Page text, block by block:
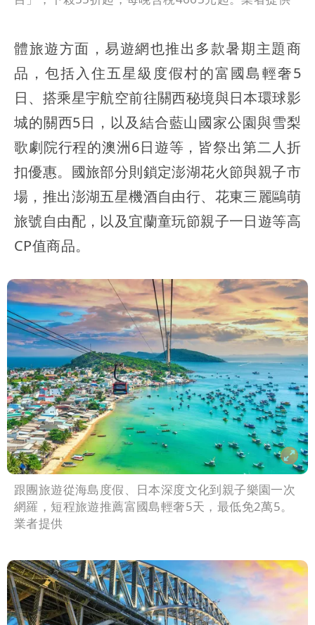
體旅遊方面，易遊網也推出多款暑期主題商
品，包括入住五星級度假村的富國島輕奢5
日、搭乘星宇航空前往關西秘境與日本環球影
城的關西5日，以及結合藍山國家公園與雪梨
歌劇院行程的澳洲6日遊等，皆祭出第二人折
扣優惠。國旅部分則鎖定澎湖花火節與親子市
場，推出澎湖五星機酒自由行、花東三麗鷗萌
旅號自由配，以及宜蘭童玩節親子一日遊等高
CP值商品。
跟團旅遊從海島度假、日本深度文化到親子樂園一次
網羅，短程旅遊推薦富國島輕奢5天，最低免2萬5。
業者提供